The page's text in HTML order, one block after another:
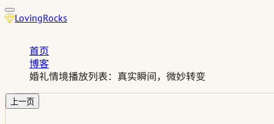
LovingRocks
首页
博客
婚礼情境播放列表：真实瞬间，微妙转变
上一页